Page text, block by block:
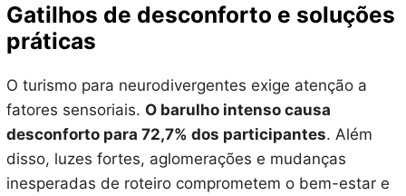
Gatilhos de desconforto e soluções
práticas
O turismo para neurodivergentes exige atenção a
fatores sensoriais. O barulho intenso causa
desconforto para 72,7% dos participantes. Além
disso, luzes fortes, aglomerações e mudanças
inesperadas de roteiro comprometem o bem-estar e